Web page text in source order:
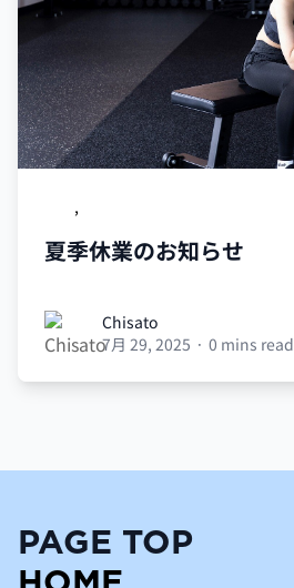
,
夏季休業のお知らせ
ChisatoChisato
7月 29, 2025 · 0 mins read
PAGE TOP